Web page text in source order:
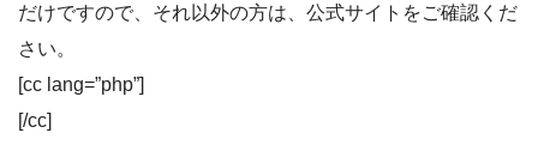
だけですので、それ以外の方は、公式サイトをご確認くだ
さい。
[cc lang=”php”]
[/cc]